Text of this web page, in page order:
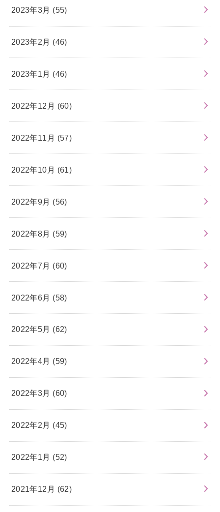
2023年3月 (55)
2023年2月 (46)
2023年1月 (46)
2022年12月 (60)
2022年11月 (57)
2022年10月 (61)
2022年9月 (56)
2022年8月 (59)
2022年7月 (60)
2022年6月 (58)
2022年5月 (62)
2022年4月 (59)
2022年3月 (60)
2022年2月 (45)
2022年1月 (52)
2021年12月 (62)